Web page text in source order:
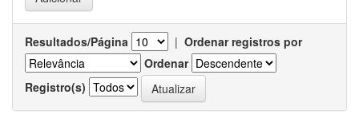
Resultados/Página | Ordenar registros por
Ordenar
Registro(s)